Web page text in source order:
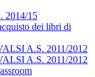
2014/15
dei libri di
A.S. 2011/2012
A.S. 2011/2012